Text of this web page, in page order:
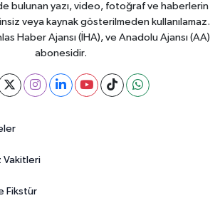
bulunan yazı, video, fotoğraf ve haberlerin
veya kaynak gösterilmeden kullanılamaz.
Haber Ajansı (İHA), ve Anadolu Ajansı (AA)
abonesidir.
Vakitleri
Fikstür